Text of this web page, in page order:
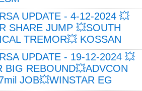
UPDATE - 4-12-2024 💥
SHARE JUMP 💥SOUTH
TREMOR💥 KOSSAN
UPDATE - 19-12-2024 💥
BIG REBOUND💥ADVCON
JOB💥WINSTAR EG